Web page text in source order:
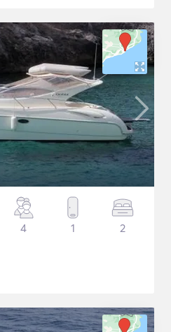
4 1 2